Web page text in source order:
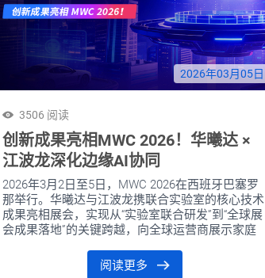
2026年03月05日
3506 阅读
创新成果亮相MWC 2026！华曦达 ×
江波龙深化边缘AI协同
2026年3月2日至5日，MWC 2026在西班牙巴塞罗
那举行。华曦达与江波龙携联合实验室的核心技术
成果亮相展会，实现从“实验室联合研发”到“全球展
会成果落地”的关键跨越，向全球运营商展示家庭
心正从云端逐步下沉至家庭边缘。
阅读更多